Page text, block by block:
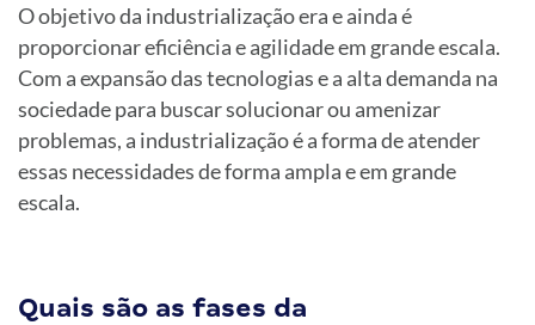
O objetivo da industrialização era e ainda é
proporcionar eficiência e agilidade em grande escala.
Com a expansão das tecnologias e a alta demanda na
sociedade para buscar solucionar ou amenizar
problemas, a industrialização é a forma de atender
essas necessidades de forma ampla e em grande
escala.
Quais são as fases da